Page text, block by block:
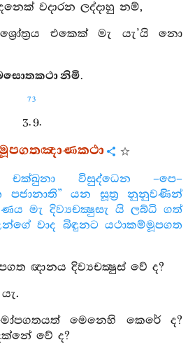
වදාරන ලද්දාහු නම්,
එකෙක් මැ යැ’යි නො
නිමි.
73
3. 9.
චක්ඛුනා විසුද්ධෙන –පෙ–
පජානාති” යන සූත්‍ර නුනුවණින්
මැ දිව්‍යචක්‍ෂුසැ යි ලබ්ධි ගත්
වාද බිඳුනට යථාකම්මූපගත
ඥානය දිව්‍යචක්‍ෂුස් වේ ද?
මෙනෙහි කෙරේ ද?
වේ ද?